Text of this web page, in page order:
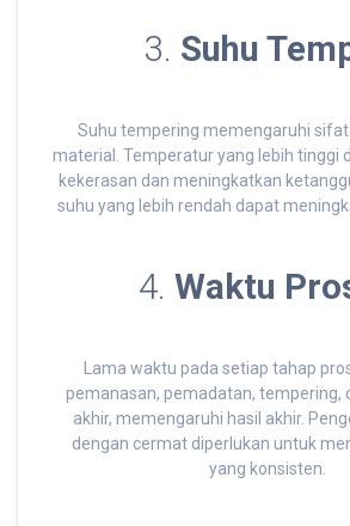
3. Suhu
Suhu tempering memengaruhi
material. Temperatur yang lebih tinggi
kekerasan dan meningkatkan
suhu yang lebih rendah dapat
4. Waktu
Lama waktu pada setiap tahap
pemanasan, pemadatan, tempering,
akhir, memengaruhi hasil akhir.
dengan cermat diperlukan untuk
yang konsisten.